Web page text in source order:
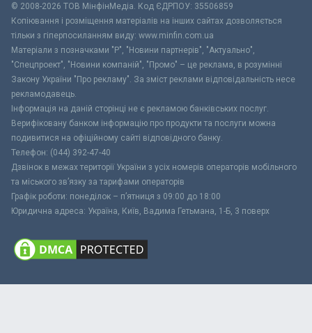
© 2008-2026 ТОВ МiнфiнМедiа. Код ЄДРПОУ: 35506859
Копіювання і розміщення матеріалів на інших сайтах дозволяється
тільки з гіперпосиланням виду: www.minfin.com.ua
Матеріали з позначками "Р", "Новини партнерів", "Актуально",
"Спецпроект", "Новини компаній", "Промо" – це реклама, в розумінні
Закону України "Про рекламу". За зміст реклами відповідальність несе
рекламодавець.
Інформація на даній сторінці не є рекламою банківських послуг.
Верифіковану банком інформацію про продукти та послуги можна
подивитися на офіційному сайті відповідного банку.
Телефон: (044) 392-47-40
Дзвінок в межах території України з усіх номерів операторів мобільного
та міського зв’язку за тарифами операторів
Графік роботи: понеділок – п’ятниця з 09:00 до 18:00
Юридична адреса: Україна, Київ, Вадима Гетьмана, 1-Б, 3 поверх